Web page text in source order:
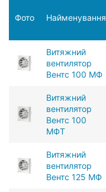
Фото Найменування
Витяжний
вентилятор
Вентс 100 МФ
Витяжний
вентилятор
Вентс 100
МФТ
Витяжний
вентилятор
Вентс 125 МФ